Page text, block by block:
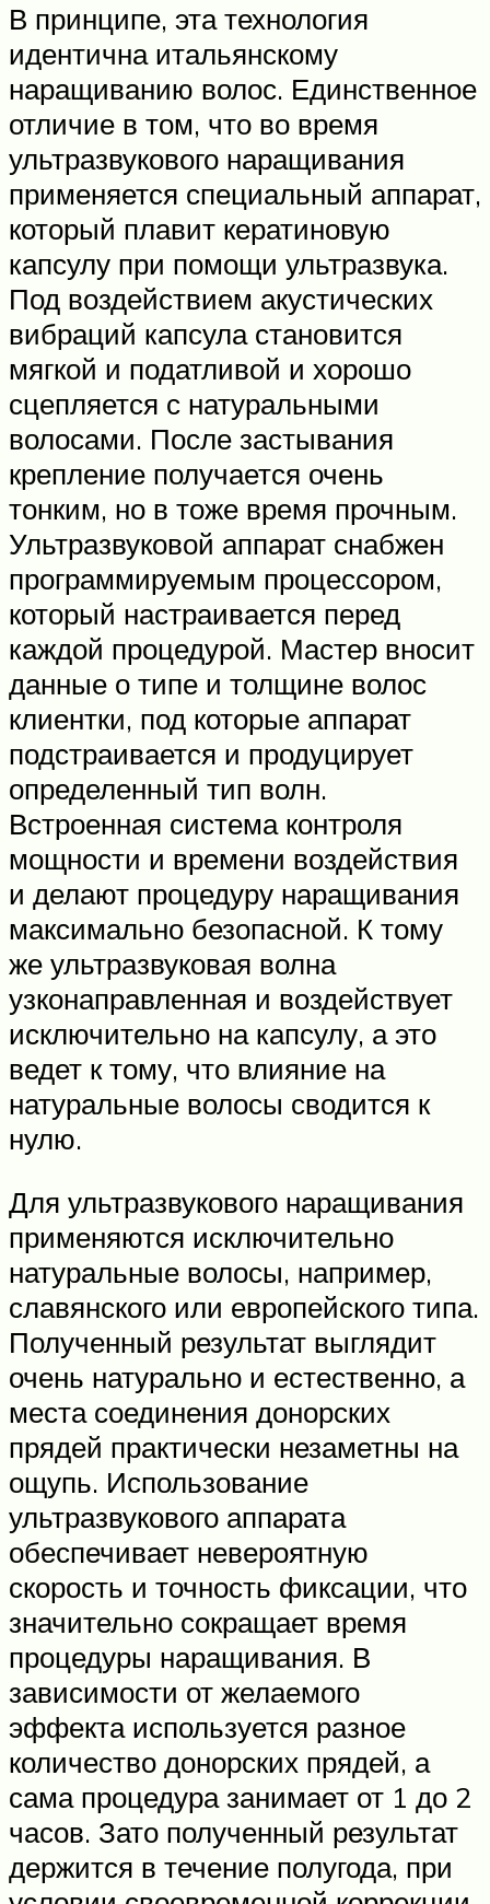
В принципе, эта технология
идентична итальянскому
наращиванию волос. Единственное
отличие в том, что во время
ультразвукового наращивания
применяется специальный аппарат,
который плавит кератиновую
капсулу при помощи ультразвука.
Под воздействием акустических
вибраций капсула становится
мягкой и податливой и хорошо
сцепляется с натуральными
волосами. После застывания
крепление получается очень
тонким, но в тоже время прочным.
Ультразвуковой аппарат снабжен
программируемым процессором,
который настраивается перед
каждой процедурой. Мастер вносит
данные о типе и толщине волос
клиентки, под которые аппарат
подстраивается и продуцирует
определенный тип волн.
Встроенная система контроля
мощности и времени воздействия
и делают процедуру наращивания
максимально безопасной. К тому
же ультразвуковая волна
узконаправленная и воздействует
исключительно на капсулу, а это
ведет к тому, что влияние на
натуральные волосы сводится к
нулю.
Для ультразвукового наращивания
применяются исключительно
натуральные волосы, например,
славянского или европейского типа.
Полученный результат выглядит
очень натурально и естественно, а
места соединения донорских
прядей практически незаметны на
ощупь. Использование
ультразвукового аппарата
обеспечивает невероятную
скорость и точность фиксации, что
значительно сокращает время
процедуры наращивания. В
зависимости от желаемого
эффекта используется разное
количество донорских прядей, а
сама процедура занимает от 1 до 2
часов. Зато полученный результат
держится в течение полугода, при